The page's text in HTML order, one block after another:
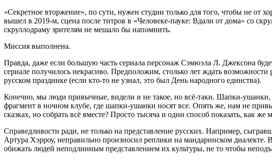
«Секретное вторжение», по сути, нужен студии только для того, чтобы не
вышел в 2019-м, сцена после титров в «Человеке-пауке: Вдали от дома» со
скруллодраму зрителям не мешало бы напомнить.
Миссия выполнена.
Правда, даже если большую часть сериала персонаж Сэмюэла Л. Джексона
сериале получилось некрасиво. Предположим, столько лет ждать
русском празднике (если кто-то не узнал, это был День народного единства).
Конечно, мы люди привычные, видели и не такое, но всё-таки. Шапки-ушанки,
фрагмент в ночном клубе, где шапки-ушанки носят все. Опять же, нам не
сказках, но собрать всё вместе? Просто тысяча и один способ показать, как же
Справедливости ради, не только на представление русских. Например,
Артура Хэрроу, неправильно произносил реплики на мандаринском диалекте.
обижать людей неподлинным представлением их культуры, не то чтобы